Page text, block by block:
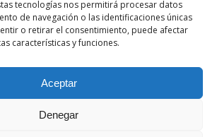
tecnologías nos permitirá procesar datos
de navegación o las identificaciones únicas
o retirar el consentimiento, puede afectar
características y funciones.
Aceptar
Denegar
theme.com